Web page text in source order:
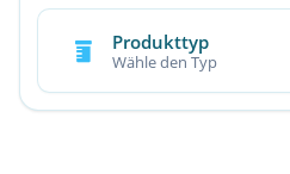
Produkttyp
Wähle den Typ